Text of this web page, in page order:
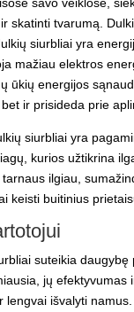
skatinti tvarumą.
siurbliai yra
mažiau elektros
ūkių energijos
ir prisideda prie
siurbliai yra
kurios užtikrina
ilgiau,
keisti buitinius
suteikia daugybę
jų efektyvumas
lengvai išvalyti